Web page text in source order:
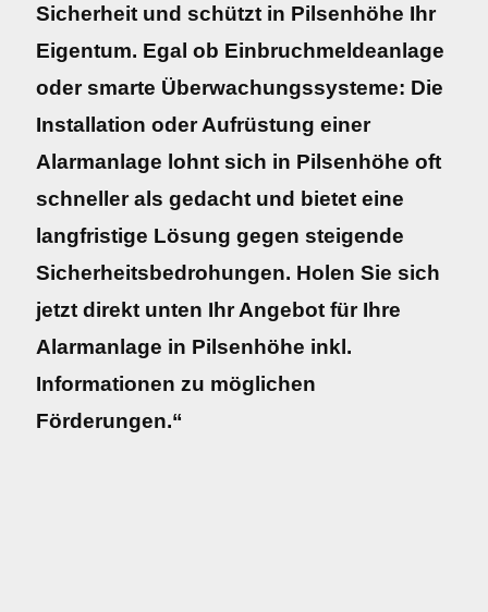
Sicherheit und schützt in Pilsenhöhe Ihr
Eigentum. Egal ob Einbruchmeldeanlage
oder smarte Überwachungssysteme: Die
Installation oder Aufrüstung einer
Alarmanlage lohnt sich in Pilsenhöhe oft
schneller als gedacht und bietet eine
langfristige Lösung gegen steigende
Sicherheitsbedrohungen. Holen Sie sich
jetzt direkt unten Ihr Angebot für Ihre
Alarmanlage in Pilsenhöhe inkl.
Informationen zu möglichen
Förderungen.“